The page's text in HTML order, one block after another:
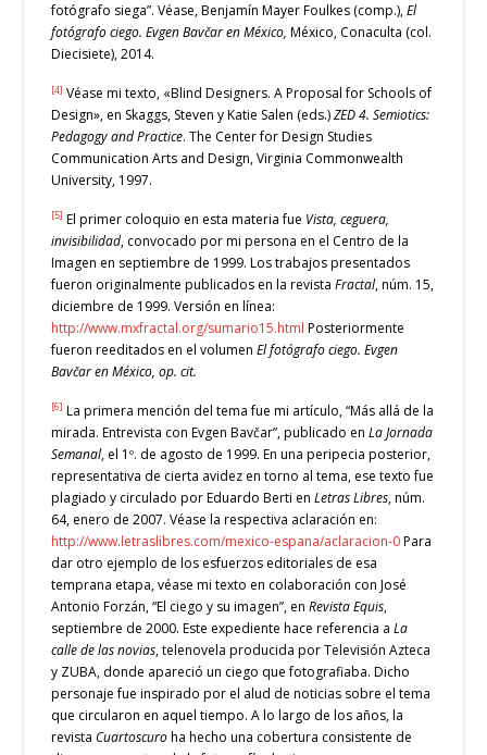
fotógrafo siega”. Véase, Benjamín Mayer Foulkes (comp.),El
fotógrafo ciego. Evgen Bavčar en México,México, Conaculta (col.
Diecisiete), 2014.
[4] Véase mi texto, «Blind Designers. A Proposal for Schools of
Design», en Skaggs, Steven y Katie Salen (eds.)ZED4. Semiotics:
Pedagogy and Practice. The Center for Design Studies
Communication Arts and Design, Virginia Commonwealth
University, 1997.
[5] El primer coloquio en esta materia fue Vista, ceguera,
invisibilidad, convocado por mi persona en el Centro de la
Imagen en septiembre de 1999. Los trabajos presentados
fueron originalmente publicados en la revistaFractal, núm. 15,
diciembre de 1999. Versión en línea:
http://www.mxfractal.org/sumario15.html Posteriormente
fueron reeditados en el volumenEl fotógrafo ciego. Evgen
Bavčar en México, op. cit.
[6] La primera mención del tema fue mi artículo, “Más allá de la
mirada. Entrevista con Evgen Bavčar”, publicado enLa Jornada
Semanal, el 1º. de agosto de 1999. En una peripecia posterior,
representativa de cierta avidez en torno al tema, ese texto fue
plagiado y circulado por Eduardo Berti enLetras Libres, núm.
64, enero de 2007. Véase la respectiva aclaración en:
http://www.letraslibres.com/mexico-espana/aclaracion-0Para
dar otro ejemplo de los esfuerzos editoriales de esa
temprana etapa, véase mi texto en colaboración con José
Antonio Forzán, “El ciego y su imagen”, enRevista Equis,
septiembre de 2000. Este expediente hace referencia aLa
calle de las novias, telenovela producida por Televisión Azteca
y ZUBA, donde apareció un ciego que fotografiaba. Dicho
personaje fue inspirado por el alud de noticias sobre el tema
que circularon en aquel tiempo. A lo largo de los años, la
revistaCuartoscuroha hecho una cobertura consistente de